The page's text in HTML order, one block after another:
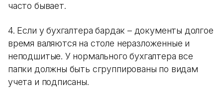
часто бывает.
4. Если у бухгалтера бардак – документы долгое
время валяются на столе неразложенные и
неподшитые. У нормального бухгалтера все
папки должны быть сгруппированы по видам
учета и подписаны.